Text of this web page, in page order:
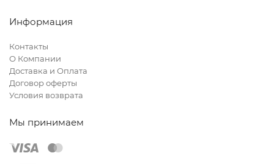
Информация
Контакты
О Компании
Доставка и Оплата
Договор оферты
Условия возврата
Мы принимаем